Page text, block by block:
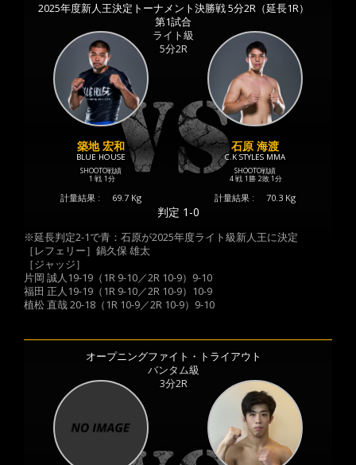
2025年度新人王決定トーナメント決勝戦 5分2R（延長1R）
第1試合
ライト級
5分2R
築地 宏和
BLUE HOUSE
SHOOTO戦績
1 戦 1分
計量結果 : 69.7 Kg
石原 海渡
C.K STYLES MMA
SHOOTO戦績
4 戦 1勝 2敗 1分
計量結果 : 70.3 Kg
判定 1-0
※延長判定2-1で青：石原が2025年度ライト級新人王に決定
［レフェリー］鍋久保 雄太
［ジャッジ］
片岡 誠人19-19（1R 9-10／2R 10-9）9-10
福田 正人19-19（1R 9-10／2R 10-9）10-9
植松 直哉 20-18（1R 10-9／2R 10-9）9-10
オープニングファイト・トライアウト
バンタム級
3分2R